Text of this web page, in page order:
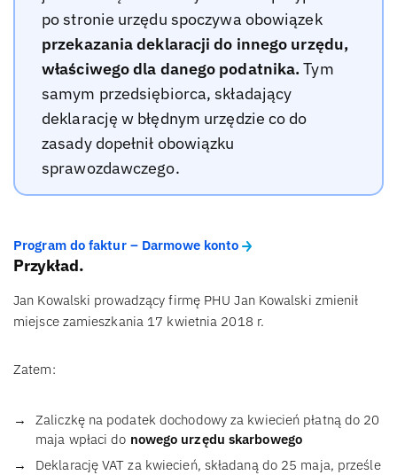
po stronie urzędu spoczywa obowiązek
przekazania deklaracji do innego urzędu,
właściwego dla danego podatnika.Tym
samym przedsiębiorca, składający
deklarację w błędnym urzędzie co do
zasady dopełnił obowiązku
sprawozdawczego.
Program do faktur – Darmowe konto
Przykład.
Jan Kowalski prowadzący firmę PHU Jan Kowalski zmienił
miejsce zamieszkania 17 kwietnia 2018 r.
Zatem:
Zaliczkę na podatek dochodowy za kwiecień płatną do 20
maja wpłaci do nowego urzędu skarbowego
Deklarację VAT za kwiecień, składaną do 25 maja, prześle